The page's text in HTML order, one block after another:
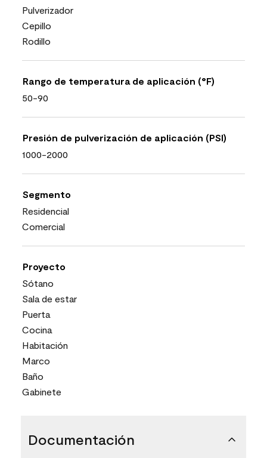
Pulverizador
Cepillo
Rodillo
Rango de temperatura de aplicación (°F)
50-90
Presión de pulverización de aplicación (PSI)
1000-2000
Segmento
Residencial
Comercial
Proyecto
Sótano
Sala de estar
Puerta
Cocina
Habitación
Marco
Baño
Gabinete
Documentación